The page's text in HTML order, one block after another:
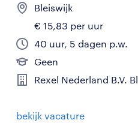
Bleiswijk
€ 15,83 per uur
40 uur, 5 dagen p.w.
Geen
Rexel Nederland B.V.
bekijk vacature